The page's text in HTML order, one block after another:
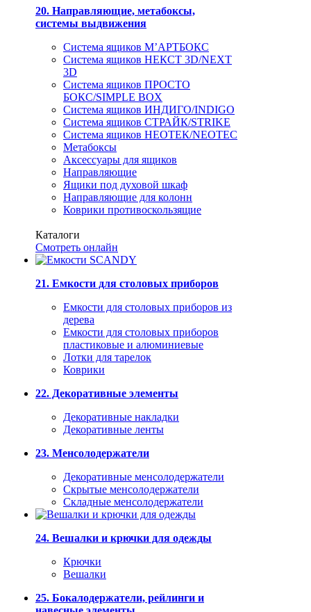
20. Направляющие, метабоксы,
системы выдвижения
Система ящиков М’АРТБОКС
Система ящиков НЕКСТ 3D/NEXT
3D
Система ящиков ПРОСТО
БОКС/SIMPLE BOX
Система ящиков ИНДИГО/INDIGO
Система ящиков СТРАЙК/STRIKE
Система ящиков НЕОТЕК/NEOTEC
Метабоксы
Аксессуары для ящиков
Направляющие
Ящики под духовой шкаф
Направляющие для колонн
Коврики противоскользящие
Каталоги
Смотреть онлайн
21. Емкости для столовых приборов
Емкости для столовых приборов из
дерева
Емкости для столовых приборов
пластиковые и алюминиевые
Лотки для тарелок
Коврики
22. Декоративные элементы
Декоративные накладки
Декоративные ленты
23. Менсолодержатели
Декоративные менсолодержатели
Скрытые менсолодержатели
Складные менсолодержатели
24. Вешалки и крючки для одежды
Крючки
Вешалки
25. Бокалодержатели, рейлинги и